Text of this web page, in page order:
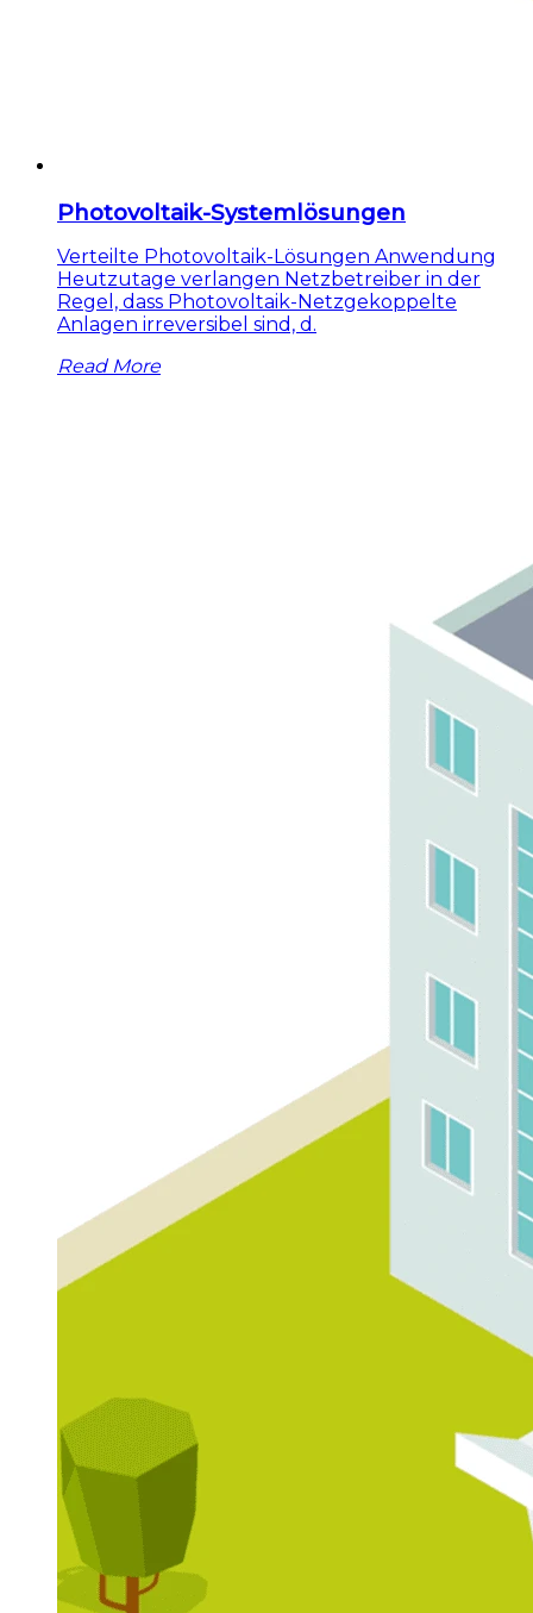
Photovoltaik-Systemlösungen
Verteilte Photovoltaik-Lösungen Anwendung
Heutzutage verlangen Netzbetreiber in der
Regel, dass Photovoltaik-Netzgekoppelte
Anlagen irreversibel sind, d.
Read More